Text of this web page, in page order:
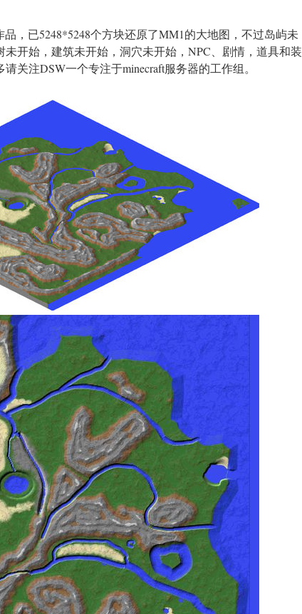
，已5248*5248个方块还原了MM1的大地图，不过岛屿未
开始，建筑未开始，洞穴未开始，NPC、剧情，道具和装
关注DSW一个专注于minecraft服务器的工作组。